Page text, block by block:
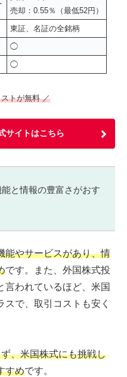
売却：0.55％（最低52円）
東証、名証の全銘柄
◯
◯
トが無料 ／
サイトはこちら
と情報の豊富さがおす
能やサービスがあり、情
です。また、外国株式投
言われているほど、米国
で、取引コストも安く
、米国株式にも挑戦し
すめです。